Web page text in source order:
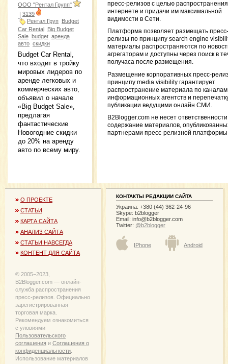
ООО "Рентал Групп"
| 3139
Рентал Груп Budget
Car Rental Big Budget
Sale budget аренда
авто скидки
Budget Car Rental,
что входит в тройку
мировых лидеров по
аренде легковых и
коммерческих авто,
объявил о начале
«Big Budget Sale»,
предлагая
фантастические
Новогодние скидки
до 20% на аренду
авто по всему миру.
пресс-релизов с целью
интернете и придачи им максимальной
видимости в Сети.
Платформа позволяет размещать пресс-
релизы по принципу search engine
материалы распространяются по
агрегаторам и доступны через поиск в
получаса после размещения.
Размещение корпоративных пресс-
принципу media visibility гарантирует
распространение материала по каналам
информационных агентств и
публикации ведущими онлайн СМИ.
B2Blogger.com не несет
содержание материалов,
партнерами пресс-релизной
О ПРОЕКТЕ
СТАТЬИ
КАРТА САЙТА
АНАЛИЗ САЙТА
СТАТЬИ НАВСЕГДА
КОНТЕНТ ДЛЯ САЙТА
© 2005−2023,
B2Blogger.com — онлайн-
служба распространения
пресс-релизов. Официально
зарегистрированная
торговая марка.
Рекомендуем ознакомиться
с уловиями
Пользовательского
соглашения и Соглашения о
конфиденциальности
Использование материалов
КОНТАКТЫ РЕДАКЦИИ САЙТА
Украина: +380 (44) 362-24-96
Skype: b2blogger
Email: info@b2blogger.com
Twitter: @b2blogger
IPhone Android